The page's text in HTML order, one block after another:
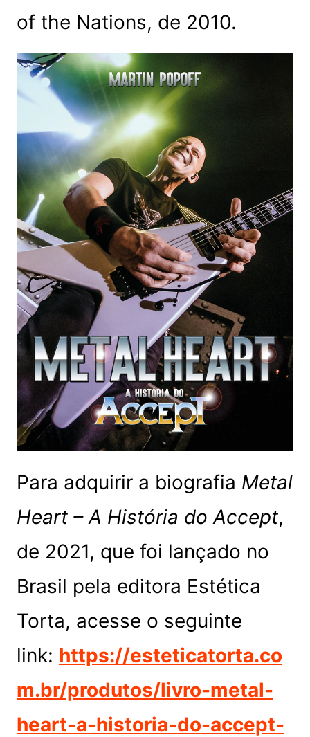
of the Nations, de 2010.
Para adquirir a biografia Metal
Heart – A História do Accept,
de 2021, que foi lançado no
Brasil pela editora Estética
Torta, acesse o seguinte
link: https://esteticatorta.co
m.br/produtos/livro-metal-
heart-a-historia-do-accept-